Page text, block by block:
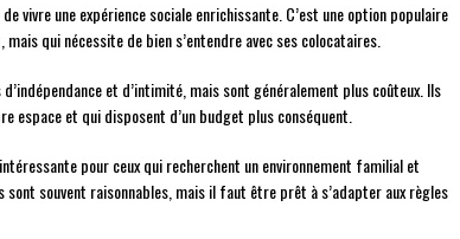
vivre une expérience sociale enrichissante. C’est une option populaire
qui nécessite de bien s’entendre avec ses colocataires.
et d’intimité, mais sont généralement plus coûteux. Ils
espace et qui disposent d’un budget plus conséquent.
pour ceux qui recherchent un environnement familial et
souvent raisonnables, mais il faut être prêt à s’adapter aux règles